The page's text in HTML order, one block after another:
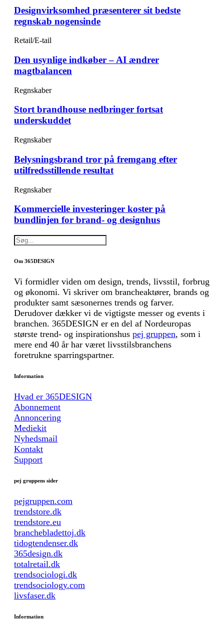
Designvirksomhed præsenterer sit bedste
regnskab nogensinde
Retail/E-tail
Den usynlige indkøber – AI ændrer
magtbalancen
Regnskaber
Stort brandhouse nedbringer fortsat
underskuddet
Regnskaber
Belysningsbrand tror på fremgang efter
utilfredsstillende resultat
Regnskaber
Kommercielle investeringer koster på
bundlinjen for brand- og designhus
Om 365DESIGN
Vi formidler viden om design, trends, livsstil, forbrug
og økonomi. Vi skriver om brancheaktører, brands og
produkter samt sæsonernes trends og farver.
Derudover dækker vi de vigtigste messer og events i
branchen. 365DESIGN er en del af Nordeuropas
største trend- og inspirationshus pej gruppen, som i
mere end 40 år har været livsstilsbranchens
foretrukne sparringspartner.
Information
Hvad er 365DESIGN
Abonnement
Annoncering
Mediekit
Nyhedsmail
Kontakt
Support
pej gruppens sider
pejgruppen.com
trendstore.dk
trendstore.eu
branchebladettoj.dk
tidogtendenser.dk
365design.dk
totalretail.dk
trendsociologi.dk
trendsociology.com
livsfaser.dk
Information